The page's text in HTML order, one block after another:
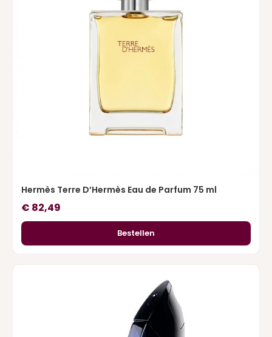
Hermès Terre D’Hermès Eau de Parfum 75 ml
€ 82,49
Bestellen